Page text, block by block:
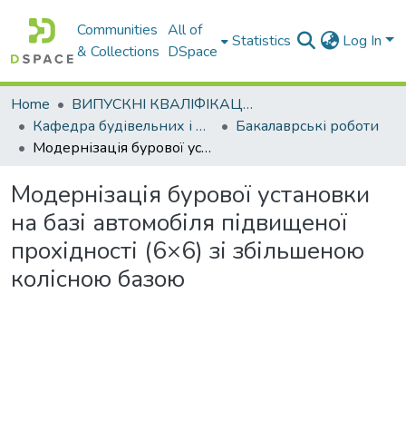
Communities
& Collections
All of
DSpace
Statistics Log In
Home
ВИПУСКНІ КВАЛІФІКАЦІЙНІ РОБОТИ
Кафедра будівельних і дорожніх машин
Бакалаврські роботи
Модернізація бурової установки на базі автомобіля підвищеної прохідності (6×6) зі збільшеною колісною базою
Модернізація бурової установки
на базі автомобіля підвищеної
прохідності (6×6) зі збільшеною
колісною базою